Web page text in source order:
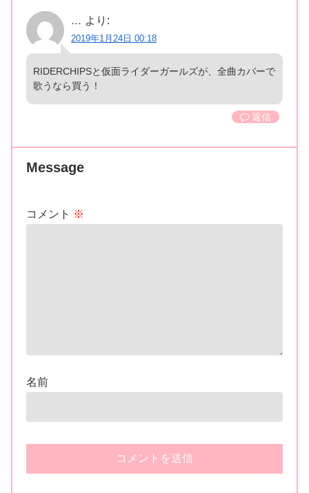
… より:
2019年1月24日 00:18
RIDERCHIPSと仮面ライダーガールズが、全曲カバーで
歌うなら買う！
返信
Message
コメント ※
名前